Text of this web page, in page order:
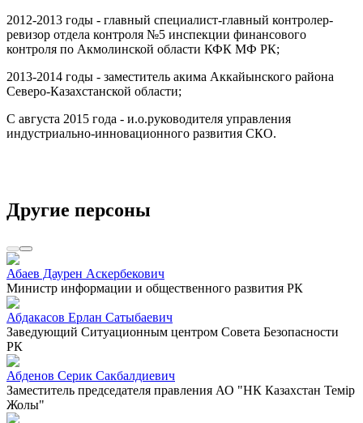
2012-2013 годы - главный специалист-главный контролер-
ревизор отдела контроля №5 инспекции финансового
контроля по Акмолинской области КФК МФ РК;
2013-2014 годы - заместитель акима Аккайынского района
Северо-Казахстанской области;
С августа 2015 года - и.о.руководителя управления
индустриально-инновационного развития СКО.
Другие персоны
Абаев Даурен Аскербекович
Министр информации и общественного развития РК
Абдакасов Ерлан Сатыбаевич
Заведующий Ситуационным центром Совета Безопасности
РК
Абденов Серик Сакбалдиевич
Заместитель председателя правления АО "НК Казахстан Темiр
Жолы"